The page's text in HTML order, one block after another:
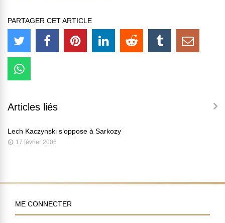
PARTAGER CET ARTICLE
Articles liés
Lech Kaczynski s’oppose à Sarkozy
17 février 2006
ME CONNECTER